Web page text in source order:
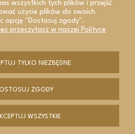
wszystkich tych plików i przejść
użycie plików do swoich
opcję "Dostosuj zgody".
przeczytasz w naszej Polityce
TYLKO NIEZBĘDNE
ZGODY
WSZYSTKIE